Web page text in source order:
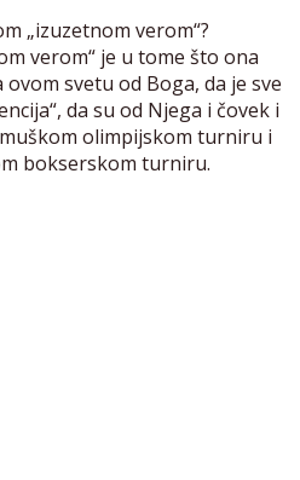
„izuzetnom verom“?
verom“ je u tome što ona
svetu od Boga, da je sve
da su od Njega i čovek i
olimpijskom turniru i
bokserskom turniru.